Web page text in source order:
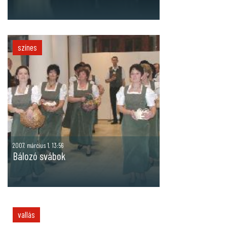
színes
2007. március 1. 13:56
Bálozó svábok
vallás